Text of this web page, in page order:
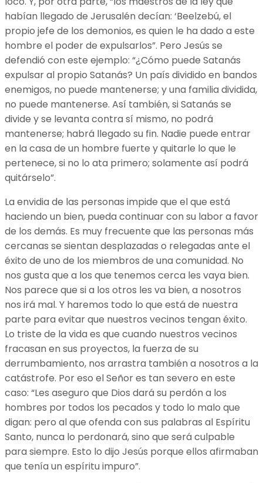
habían llegado de Jerusalén decían: ‘Beelzebú, el
propio jefe de los demonios, es quien le ha dado a este
hombre el poder de expulsarlos”. Pero Jesús se
defendió con este ejemplo: “¿Cómo puede Satanás
expulsar al propio Satanás? Un país dividido en bandos
enemigos, no puede mantenerse; y una familia dividida,
no puede mantenerse. Así también, si Satanás se
divide y se levanta contra sí mismo, no podrá
mantenerse; habrá llegado su fin. Nadie puede entrar
en la casa de un hombre fuerte y quitarle lo que le
pertenece, si no lo ata primero; solamente así podrá
quitárselo”.
La envidia de las personas impide que el que está
haciendo un bien, pueda continuar con su labor a favor
de los demás. Es muy frecuente que las personas más
cercanas se sientan desplazadas o relegadas ante el
éxito de uno de los miembros de una comunidad. No
nos gusta que a los que tenemos cerca les vaya bien.
Nos parece que si a los otros les va bien, a nosotros
nos irá mal. Y haremos todo lo que está de nuestra
parte para evitar que nuestros vecinos tengan éxito.
Lo triste de la vida es que cuando nuestros vecinos
fracasan en sus proyectos, la fuerza de su
derrumbamiento, nos arrastra también a nosotros a la
catástrofe. Por eso el Señor es tan severo en este
caso: “Les aseguro que Dios dará su perdón a los
hombres por todos los pecados y todo lo malo que
digan: pero al que ofenda con sus palabras al Espíritu
Santo, nunca lo perdonará, sino que será culpable
para siempre. Esto lo dijo Jesús porque ellos afirmaban
que tenía un espíritu impuro”.